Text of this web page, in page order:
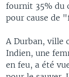
fournit 35% du
pour cause de
A Durban, ville
Indien, une
en feu, a été